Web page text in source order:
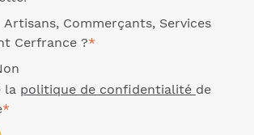
Artisans, Commerçants, Services
Cerfrance ?*
la politique de confidentialité de
*